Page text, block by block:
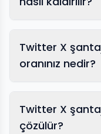
görsel kaldırma
Twitter X
oranınız nedir?
İntikam pornosu
Twitter X
çözülür?